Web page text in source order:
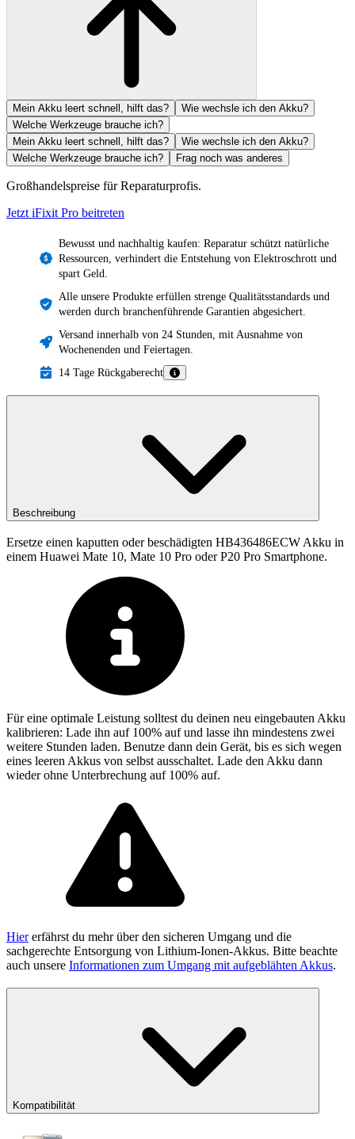
Mein Akku leert schnell, hilft das?
Wie wechsle ich den Akku?
Welche Werkzeuge brauche ich?
Mein Akku leert schnell, hilft das?
Wie wechsle ich den Akku?
Welche Werkzeuge brauche ich?
Frag noch was anderes
Großhandelspreise für Reparaturprofis.
Jetzt iFixit Pro beitreten
Bewusst und nachhaltig kaufen: Reparatur schützt natürliche
Ressourcen, verhindert die Entstehung von Elektroschrott und
spart Geld.
Alle unsere Produkte erfüllen strenge Qualitätsstandards und
werden durch branchenführende Garantien abgesichert.
Versand innerhalb von 24 Stunden, mit Ausnahme von
Wochenenden und Feiertagen.
14 Tage Rückgaberecht
Beschreibung
Ersetze einen kaputten oder beschädigten HB436486ECW Akku in
einem Huawei Mate 10, Mate 10 Pro oder P20 Pro Smartphone.
Für eine optimale Leistung solltest du deinen neu eingebauten Akku
kalibrieren: Lade ihn auf 100% auf und lasse ihn mindestens zwei
weitere Stunden laden. Benutze dann dein Gerät, bis es sich wegen
eines leeren Akkus von selbst ausschaltet. Lade den Akku dann
wieder ohne Unterbrechung auf 100% auf.
Hiererfährst du mehr über den sicheren Umgang und die
sachgerechte Entsorgung von Lithium-Ionen-Akkus. Bitte beachte
auch unsere Informationen zum Umgang mit aufgeblähten Akkus.
Kompatibilität